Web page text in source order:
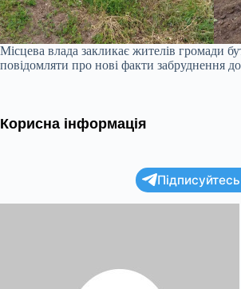
Місцева влада закликає жителів громади
повідомляти про нові факти забруднення
Корисна інформація